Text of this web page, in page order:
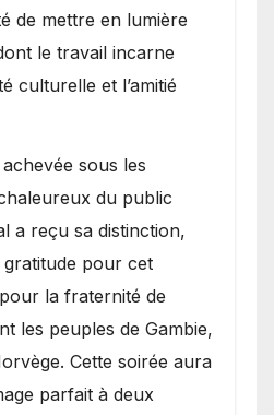
de mettre en lumière
le travail incarne
culturelle et l’amitié
sous les
du public
a reçu sa distinction,
pour cet
la fraternité de
les peuples de Gambie,
Cette soirée aura
parfait à deux